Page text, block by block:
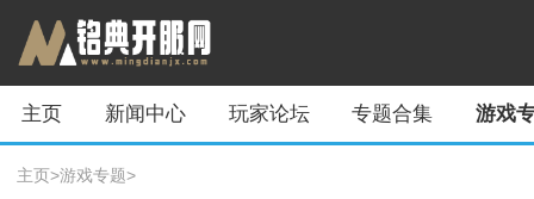
主页 新闻中心 玩家论坛 专题合集 游戏
主页>游戏专题>